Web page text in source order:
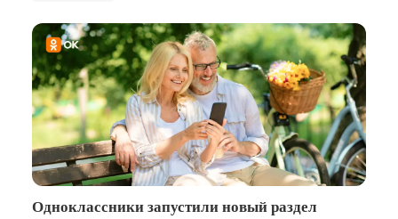
стал не только широкий охват, но и ощутимый бизнес-эффект —
продажи лотерейных билетов.
Одноклассники запустили новый раздел